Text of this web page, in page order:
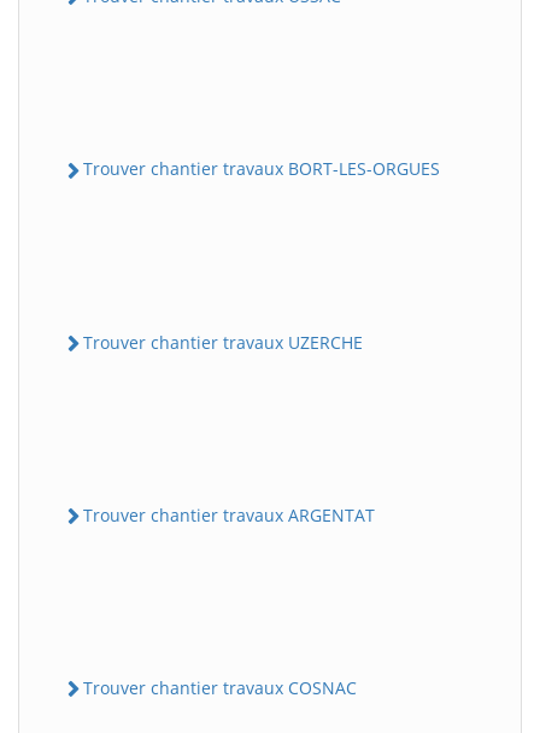
Trouver chantier travaux BORT-LES-ORGUES
Trouver chantier travaux UZERCHE
Trouver chantier travaux ARGENTAT
Trouver chantier travaux COSNAC